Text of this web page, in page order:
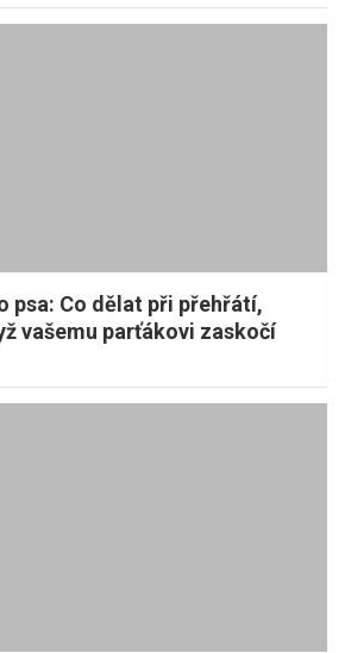
psa: Co dělat při přehřátí,
vašemu parťákovi zaskočí